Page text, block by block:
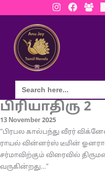
to
content
பிரியாதிரு 2
13 November 2025
“பிரபல கால்பந்து வீரர்
ராயல் வின்னர்ஸ் டீமின்
சர்மாவிற்கும் விரைவில்
வருகின்றது…”